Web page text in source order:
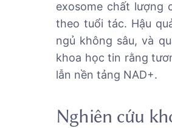
exosome chất lượng
theo tuổi tác. Hậu
ngủ không sâu, và
khoa học tin rằng
lẫn nền tảng NAD+.
Nghiên cứu